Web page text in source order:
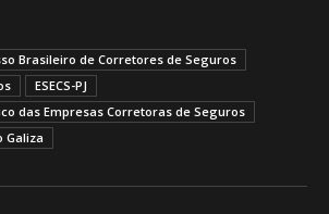
Brasileiro de Corretores de Seguros
ESECS-PJ
das Empresas Corretoras de Seguros
Galiza